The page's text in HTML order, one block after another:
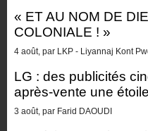
« ET AU NOM DE
COLONIALE ! »
4 août, par LKP - Liyannaj Kont
LG : des publicités
après-vente une
3 août, par Farid DAOUDI